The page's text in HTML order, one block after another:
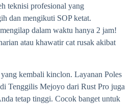
teknisi profesional yang
dan mengikuti SOP ketat.
dalam waktu hanya 2 jam!
atau khawatir cat rusak akibat
kembali kinclon. Layanan Poles
Tenggilis Mejoyo dari Rust Pro juga
tetap tinggi. Cocok banget untuk